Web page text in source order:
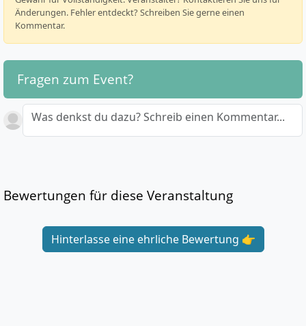
Änderungen. Fehler entdeckt? Schreiben Sie gerne einen
Kommentar.
Fragen zum Event?
Was denkst du dazu? Schreib einen Kommentar...
Bewertungen für diese Veranstaltung
Hinterlasse eine ehrliche Bewertung 👉